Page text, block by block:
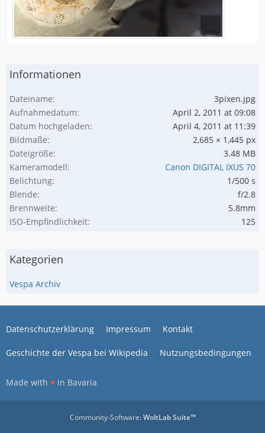
Informationen
Dateiname
3pixen.jpg
Aufnahmedatum
April 2, 2011 at 09:08
Datum hochgeladen
April 4, 2011 at 11:39
Bildmaße
2,685 × 1,445 px
Dateigröße
3.48 MB
Kameramodell
Canon DIGITAL IXUS 70
Belichtung
1/500 s
Blende
f/2.8
Brennweite
5.8mm
ISO-Empfindlichkeit
125
Kategorien
Vespa Archiv
Datenschutzerklärung Impressum Kontakt
Geschichte der Vespa bei Wikipedia Nutzungsbedingungen
Made with ♥ in Bavaria
Community-Software:WoltLab Suite™